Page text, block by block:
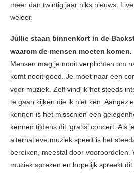
meer dan twintig jaar niks nieuws.
weleer.
Jullie staan binnenkort in de
waarom de mensen moeten komen.
Mensen mag je nooit verplichten om
komt nooit goed. Je moet naar een
voor muziek. Zelf vind ik het steeds
te gaan kijken die ik niet ken.
kennen is het misschien een
kennen tijdens dit ‘gratis’ concert. Als
alternatieve muziek speelt is het
bereiken, meestal door vooroordelen.
muziek spreken en hopelijk spreekt